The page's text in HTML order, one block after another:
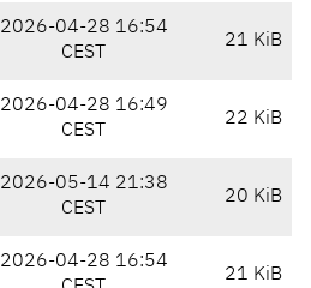
2026-04-28 16:54
CEST
21 KiB
2026-04-28 16:49
CEST
22 KiB
2026-05-14 21:38
CEST
20 KiB
2026-04-28 16:54
21 KiB